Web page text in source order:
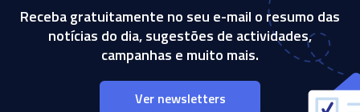
Receba gratuitamente no seu e-mail o resumo das
notícias do dia, sugestões de actividades,
campanhas e muito mais.
Ver newsletters